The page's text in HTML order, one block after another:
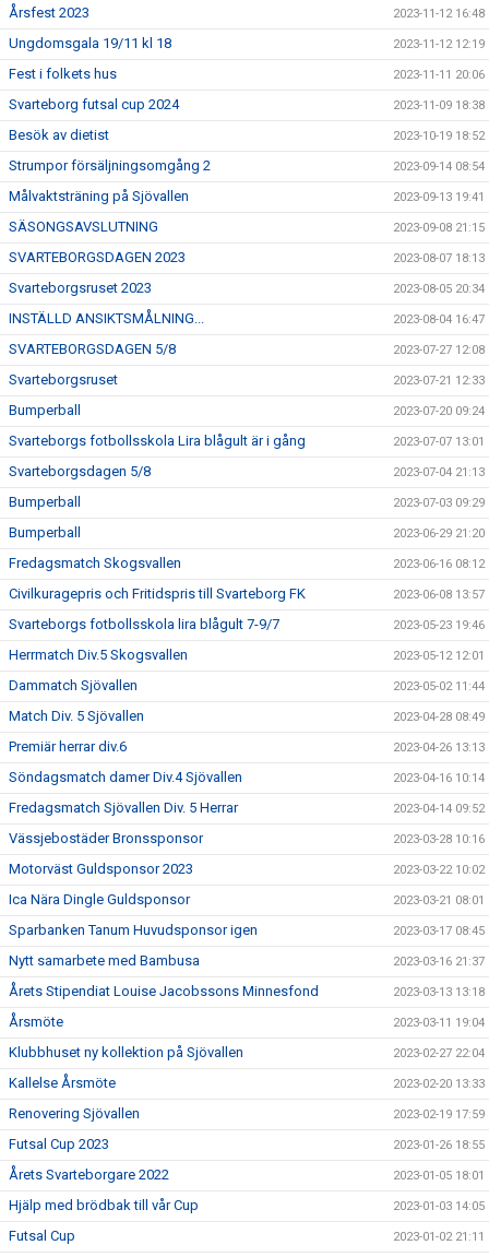
Årsfest 2023 2023-11-12 16:48
Ungdomsgala 19/11 kl 18 2023-11-12 12:19
Fest i folkets hus 2023-11-11 20:06
Svarteborg futsal cup 2024 2023-11-09 18:38
Besök av dietist 2023-10-19 18:52
Strumpor försäljningsomgång 2 2023-09-14 08:54
Målvaktsträning på Sjövallen 2023-09-13 19:41
SÄSONGSAVSLUTNING 2023-09-08 21:15
SVARTEBORGSDAGEN 2023 2023-08-07 18:13
Svarteborgsruset 2023 2023-08-05 20:34
INSTÄLLD ANSIKTSMÅLNING... 2023-08-04 16:47
SVARTEBORGSDAGEN 5/8 2023-07-27 12:08
Svarteborgsruset 2023-07-21 12:33
Bumperball 2023-07-20 09:24
Svarteborgs fotbollsskola Lira blågult är i gång 2023-07-07 13:01
Svarteborgsdagen 5/8 2023-07-04 21:13
Bumperball 2023-07-03 09:29
Bumperball 2023-06-29 21:20
Fredagsmatch Skogsvallen 2023-06-16 08:12
Civilkuragepris och Fritidspris till Svarteborg FK 2023-06-08 13:57
Svarteborgs fotbollsskola lira blågult 7-9/7 2023-05-23 19:46
Herrmatch Div.5 Skogsvallen 2023-05-12 12:01
Dammatch Sjövallen 2023-05-02 11:44
Match Div. 5 Sjövallen 2023-04-28 08:49
Premiär herrar div.6 2023-04-26 13:13
Söndagsmatch damer Div.4 Sjövallen 2023-04-16 10:14
Fredagsmatch Sjövallen Div. 5 Herrar 2023-04-14 09:52
Vässjebostäder Bronssponsor 2023-03-28 10:16
Motorväst Guldsponsor 2023 2023-03-22 10:02
Ica Nära Dingle Guldsponsor 2023-03-21 08:01
Sparbanken Tanum Huvudsponsor igen 2023-03-17 08:45
Nytt samarbete med Bambusa 2023-03-16 21:37
Årets Stipendiat Louise Jacobssons Minnesfond 2023-03-13 13:18
Årsmöte 2023-03-11 19:04
Klubbhuset ny kollektion på Sjövallen 2023-02-27 22:04
Kallelse Årsmöte 2023-02-20 13:33
Renovering Sjövallen 2023-02-19 17:59
Futsal Cup 2023 2023-01-26 18:55
Årets Svarteborgare 2022 2023-01-05 18:01
Hjälp med brödbak till vår Cup 2023-01-03 14:05
Futsal Cup 2023-01-02 21:11